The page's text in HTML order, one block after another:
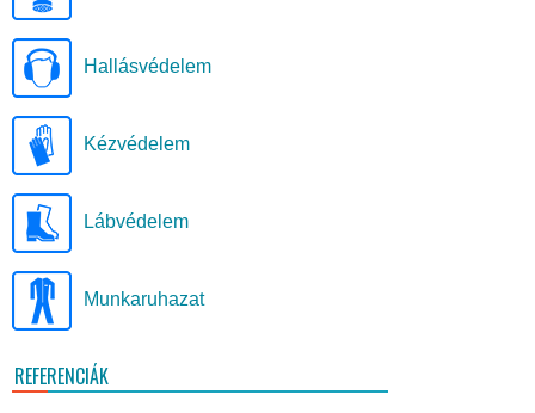
Hallásvédelem
Kézvédelem
Lábvédelem
Munkaruhazat
REFERENCIÁK